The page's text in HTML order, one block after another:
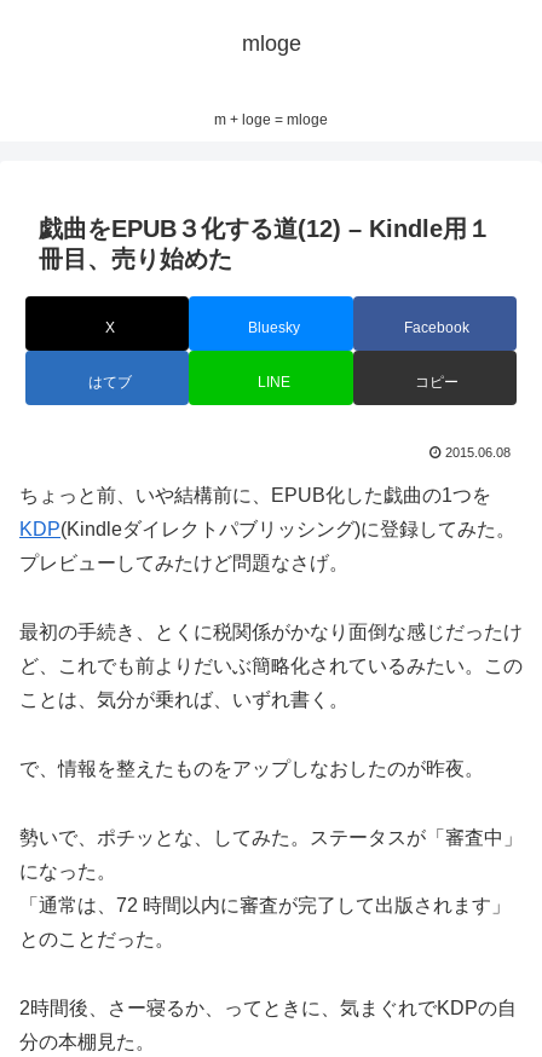
mloge
m + loge = mloge
戯曲をEPUB３化する道(12) – Kindle用１
冊目、売り始めた
X Bluesky Facebook
はてブ LINE コピー
2015.06.08
ちょっと前、いや結構前に、EPUB化した戯曲の1つを
KDP(Kindleダイレクトパブリッシング)に登録してみた。
プレビューしてみたけど問題なさげ。
最初の手続き、とくに税関係がかなり面倒な感じだったけ
ど、これでも前よりだいぶ簡略化されているみたい。この
ことは、気分が乗れば、いずれ書く。
で、情報を整えたものをアップしなおしたのが昨夜。
勢いで、ポチッとな、してみた。ステータスが「審査中」
になった。
「通常は、72 時間以内に審査が完了して出版されます」
とのことだった。
2時間後、さー寝るか、ってときに、気まぐれでKDPの自
分の本棚見た。